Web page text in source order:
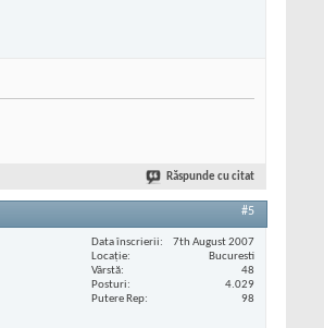
Răspunde cu citat
#5
Data înscrierii
7th August 2007
Locaţie
Bucuresti
Vârstă
48
Posturi
4.029
Putere Rep
98